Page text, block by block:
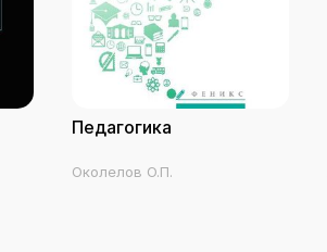
Педагогика
Околелов О.П.